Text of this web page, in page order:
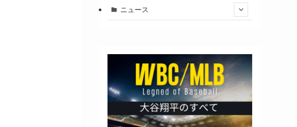
ニュース